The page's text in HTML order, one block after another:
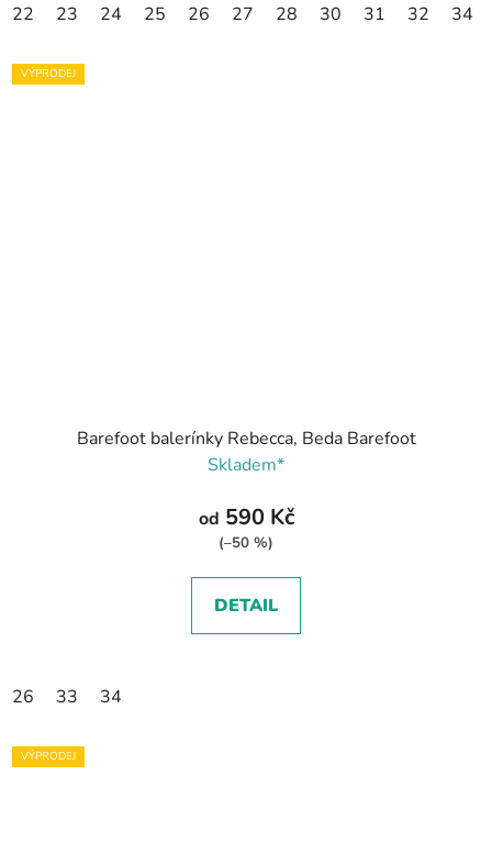
22 23 24 25 26 27 28 30 31 32 34
VÝPRODEJ
Barefoot balerínky Rebecca, Beda Barefoot
Skladem*
od 590 Kč
(–50 %)
DETAIL
26 33 34
VÝPRODEJ